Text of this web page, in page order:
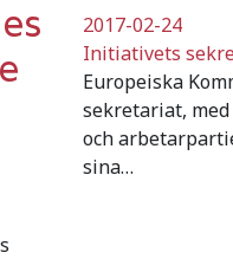
2017-02-24
Initiativets
Europeiska
sekretariat,
och
sina…